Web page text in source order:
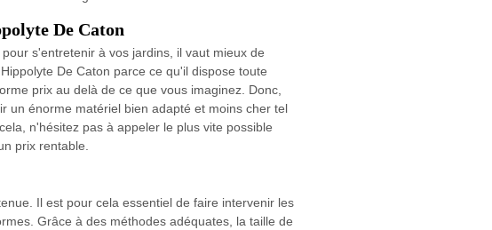
De Caton
s'entretenir à vos jardins, il vaut mieux de
De Caton parce ce qu'il dispose toute
prix au delà de ce que vous imaginez. Donc,
un énorme matériel bien adapté et moins cher tel
n'hésitez pas à appeler le plus vite possible
prix rentable.
Il est pour cela essentiel de faire intervenir les
Grâce à des méthodes adéquates, la taille de